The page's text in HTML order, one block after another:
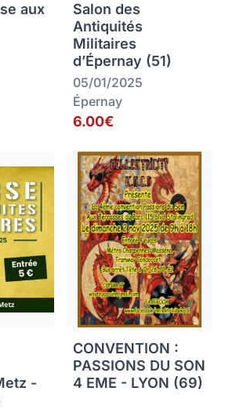
aux
Salon des
Antiquités
Militaires
d’Épernay (51)
05/01/2025
Épernay
6.00€
-
CONVENTION :
PASSIONS DU SON
4 EME - LYON (69)